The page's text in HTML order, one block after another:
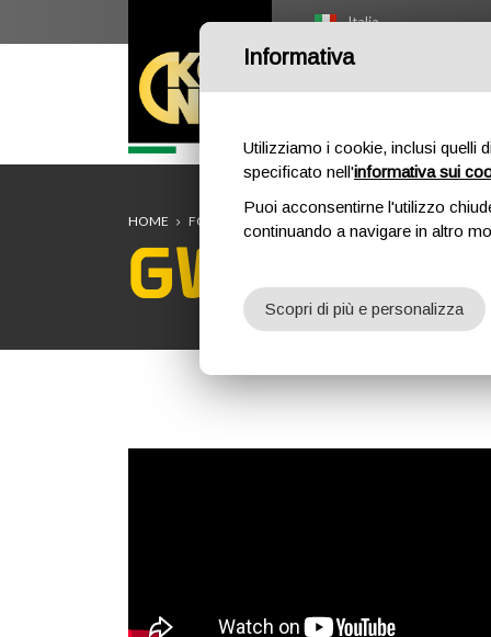
Italia
HOME
HOME FORMAZIONE CORSI DI FORMAZIONE
GWO BST
Informativa
Utilizziamo i cookie, inclusi quelli
specificato nell'informativa sui
Puoi acconsentirne l'utilizzo
continuando a navigare in altro
Scopri di più e personalizza